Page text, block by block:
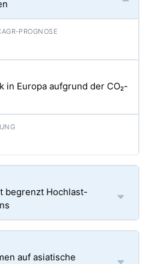
in Europa aufgrund der CO₂-
begrenzt Hochlast-
auf asiatische